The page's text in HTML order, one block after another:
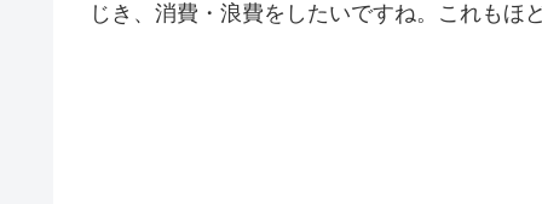
じき、消費・浪費をしたいですね。これもほ